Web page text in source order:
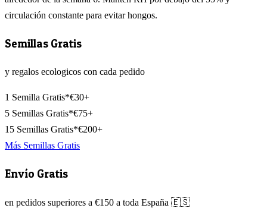
circulación constante para evitar hongos.
Semillas Gratis
y regalos ecologicos con cada pedido
1 Semilla Gratis*€30+
5 Semillas Gratis*€75+
15 Semillas Gratis*€200+
Más Semillas Gratis
Envío Gratis
en pedidos superiores a €150 a toda España 🇪🇸